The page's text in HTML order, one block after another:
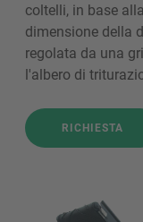
coltelli, in base
dimensione della
regolata da una
l'albero di
RICHIESTA